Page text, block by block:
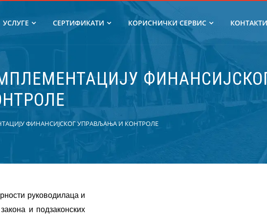
УСЛУГЕ СЕРТИФИКАТИ КОРИСНИЧКИ СЕРВИС КОНТАКТИ
ФИНАНСИЈСКОГ УПРАВЉАЊА И КОНТРОЛЕ
руководилаца и
и подзаконских